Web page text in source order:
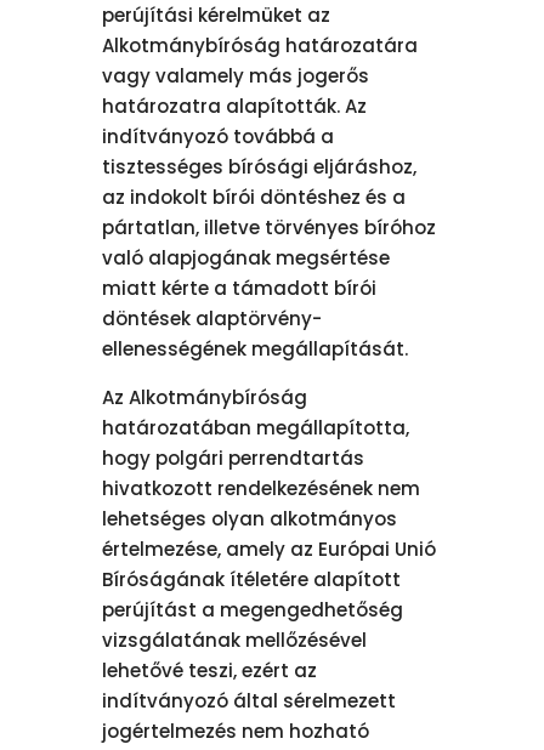
perújítási kérelmüket az
Alkotmánybíróság határozatára
vagy valamely más jogerős
határozatra alapították. Az
indítványozó továbbá a
tisztességes bírósági eljáráshoz,
az indokolt bírói döntéshez és a
pártatlan, illetve törvényes bíróhoz
való alapjogának megsértése
miatt kérte a támadott bírói
döntések alaptörvény-
ellenességének megállapítását.
Az Alkotmánybíróság
határozatában megállapította,
hogy polgári perrendtartás
hivatkozott rendelkezésének nem
lehetséges olyan alkotmányos
értelmezése, amely az Európai Unió
Bíróságának ítéletére alapított
perújítást a megengedhetőség
vizsgálatának mellőzésével
lehetővé teszi, ezért az
indítványozó által sérelmezett
jogértelmezés nem hozható